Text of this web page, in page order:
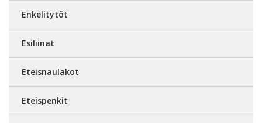
Enkelitytöt
Esiliinat
Eteisnaulakot
Eteispenkit